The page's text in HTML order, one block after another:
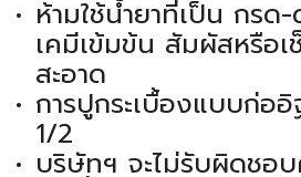
ห้ามใช้น้ำยาที่เป็น กรด
เคมีเข้มข้น สัมผัสหรือเ
สะอาด
การปูกระเบื้องแบบก่อ
1/2
บริษัทฯ จะไม่รับผิดชอ